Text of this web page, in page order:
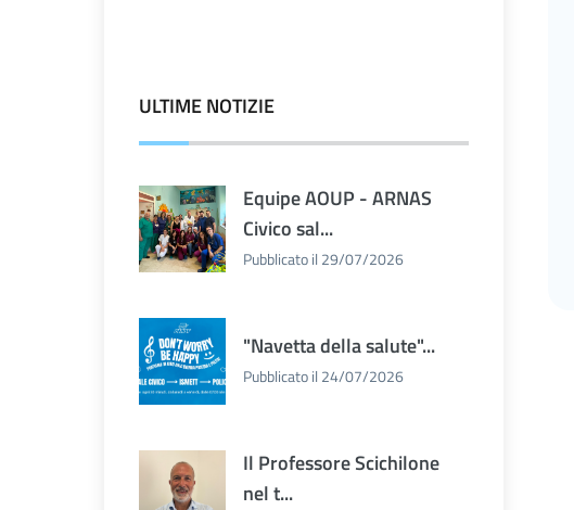
ULTIME NOTIZIE
Equipe AOUP - ARNAS
Civico sal...
Pubblicato il 29/07/2026
"Navetta della salute"...
Pubblicato il 24/07/2026
Il Professore Scichilone
nel t...